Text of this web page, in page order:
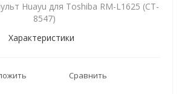
Huayu для Toshiba RM-L1625 (CT-
8547)
Характеристики
Сравнить